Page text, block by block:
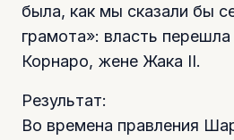
была, как мы сказали бы
грамота»: власть
Корнаро, жене Жака II.
Результат:
Во времена правления